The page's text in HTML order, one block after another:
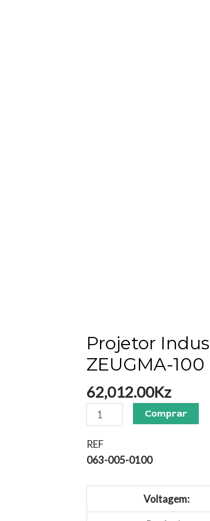
Projetor
ZEUGMA-100
62,012.00Kz
Projetor
Industrial
LED
Pendente
ZEUGMA-
100
Comprar
REF
063-005-0100
Voltagem: